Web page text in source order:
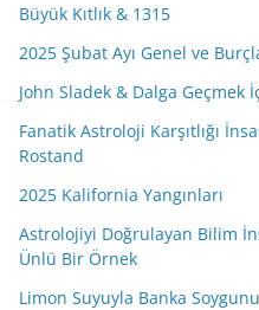
Büyük Kıtlık & 1315
2025 Şubat Ayı Genel ve
John Sladek & Dalga Geçmek
Fanatik Astroloji Karşıtlığı
Rostand
2025 Kalifornia Yangınları
Astrolojiyi Doğrulayan Bilim
Ünlü Bir Örnek
Limon Suyuyla Banka Soygunu